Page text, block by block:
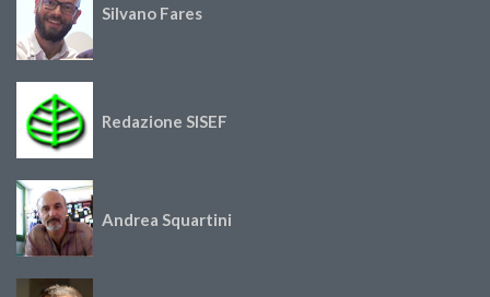
Silvano Fares
Redazione SISEF
Andrea Squartini